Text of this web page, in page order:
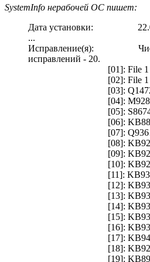
SystemInfo нерабочей ОС пишет:
Дата установки:
...
Исправление(я): Число
исправлений - 20.
[01]: File 1
[02]: File 1
[03]:
[04]: M928366 -
[05]: S867460 -
[06]:
[07]:
[08]:
[09]:
[10]:
[11]:
[12]:
[13]:
[14]:
[15]:
[16]:
[17]:
[18]:
[19]: